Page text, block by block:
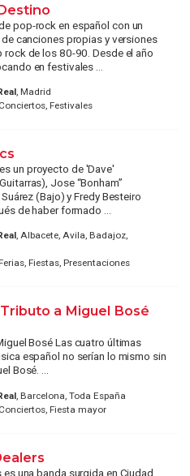
pop-rock en español con un
canciones propias y versiones
de los 80-90. Desde el año
en festivales ...
, Madrid
Festivales
un proyecto de 'Dave'
Jose “Bonham”
(Bajo) y Fredy Besteiro
de haber formado ...
, Albacete, Avila, Badajoz,
Fiestas, Presentaciones
a Miguel Bosé
Bosé Las cuatro últimas
español no serían lo mismo sin
Bosé. ...
, Barcelona, Toda España
Fiesta mayor
es una banda surgida en Ciudad